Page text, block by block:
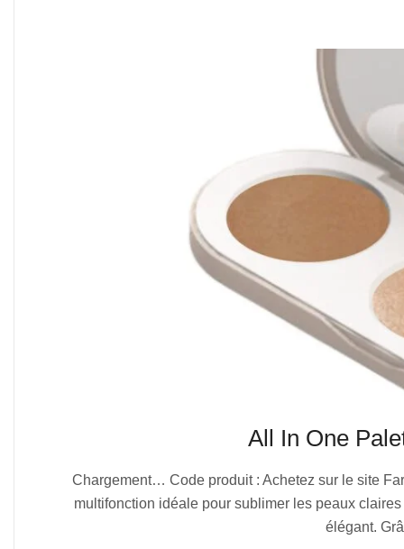
All In One
07-
Chargement… Code produit : Achetez sur le site
multifonction idéale pour sublimer les peaux
élégant.